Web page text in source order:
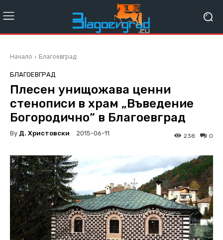
Начало Благоевград
БЛАГОЕВГРАД
Плесен унищожава ценни
стенописи в храм „Въведение
Богородично“ в Благоевград
By Д. Христовски 2015-06-11 0
238